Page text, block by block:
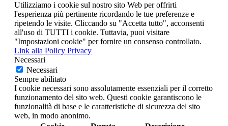
Utilizziamo i cookie sul nostro sito Web per offrirti
l'esperienza più pertinente ricordando le tue preferenze e
ripetendo le visite. Cliccando su "Accetta tutto", acconsenti
all'uso di TUTTI i cookie. Tuttavia, puoi visitare
"Impostazioni cookie" per fornire un consenso controllato.
Link alla Policy Privacy
Necessari
Necessari
Sempre abilitato
I cookie necessari sono assolutamente essenziali per il corretto
funzionamento del sito web. Questi cookie garantiscono le
funzionalità di base e le caratteristiche di sicurezza del sito
web, in modo anonimo.